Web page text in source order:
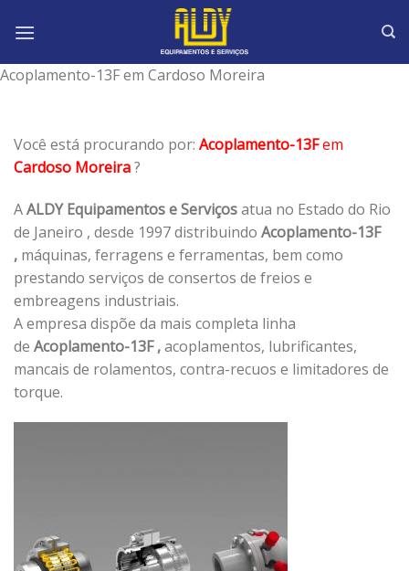
Acoplamento-13F em Cardoso Moreira
Você está procurando por: Acoplamento-13Fem
Cardoso Moreira?
AALDY Equipamentos e Serviçosatua no Estado do Rio
de Janeiro , desde 1997 distribuindo Acoplamento-13F
, máquinas, ferragens e ferramentas, bem como
prestando serviços de consertos de freios e
embreagens industriais.
A empresa dispõe da mais completa linha
de Acoplamento-13F ,acoplamentos, lubrificantes,
mancais de rolamentos, contra-recuos e limitadores de
torque.